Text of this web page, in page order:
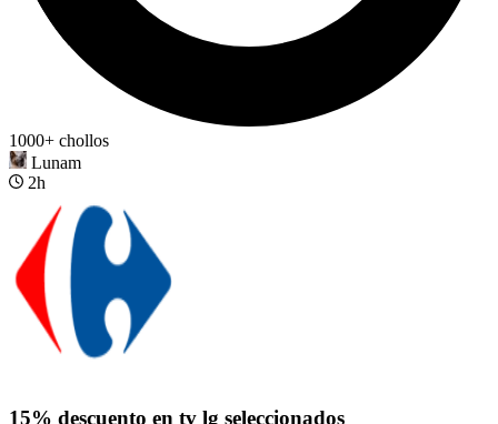
1000+ chollos
Lunam
2h
15% descuento en tv lg seleccionados